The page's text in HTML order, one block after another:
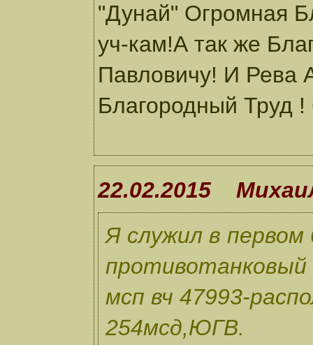
"Дунай" Огромная
уч-кам!А так же
Павловичу! И Рева
Благородный Труд
22.02.2015
Я служил в
противотанковый
мсп вч 47993-
254мсд,ЮГВ.